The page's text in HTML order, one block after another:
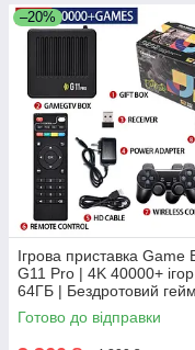
–20%
Ігрова приставка Game
G11 Pro | 4K 40000+
64ГБ | Бездротовий
Smart TV
Готово до відправки